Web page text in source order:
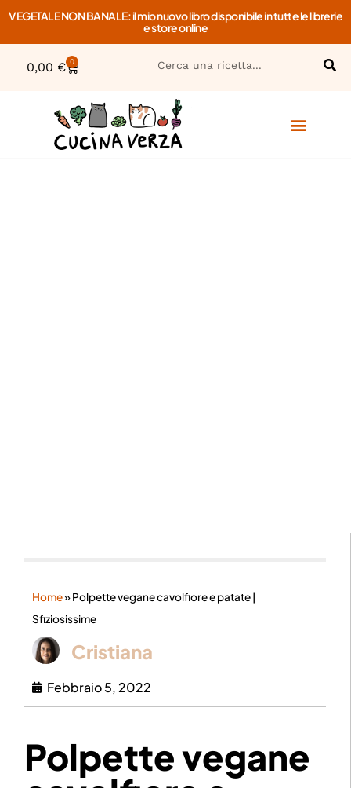
VEGETALE NON BANALE: il mio nuovo libro disponibile in tutte le librerie
e store online
0,00 € 0
Home»Polpette vegane cavolfiore e patate |
Sfiziosissime
Cristiana
Febbraio 5, 2022
Polpette vegane